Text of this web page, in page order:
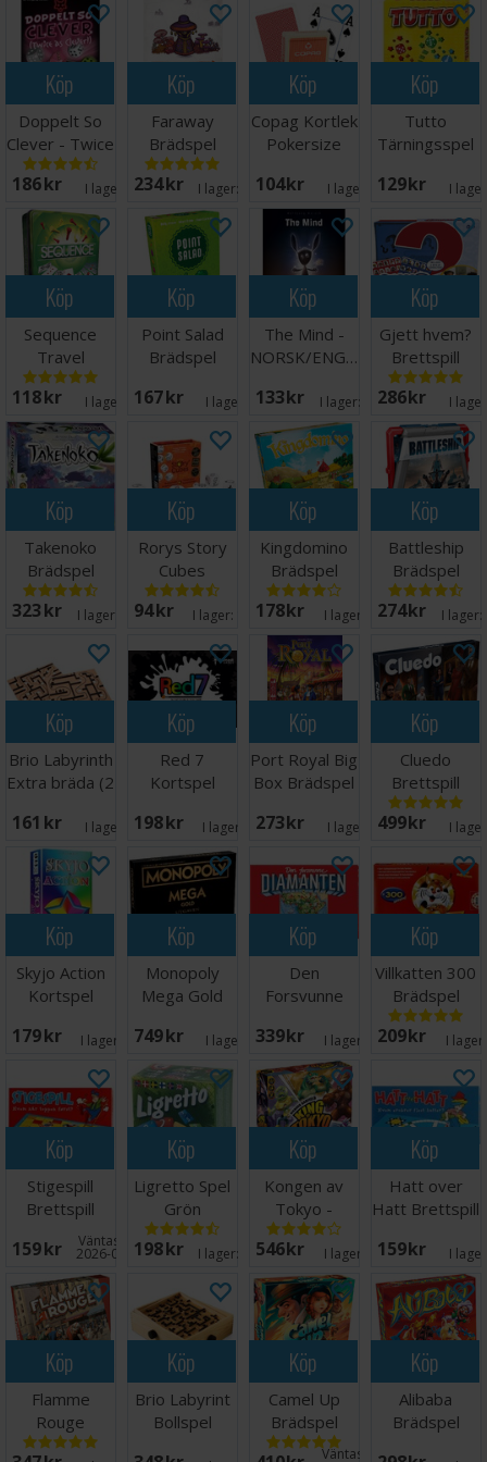
Köp
Doppelt So
Clever - Twice
as Clever
186 SEK I lager: 4
Köp
Faraway
Brädspel
234 SEK I lager: 20+
Köp
Copag Kortlek
Pokersize
plast
104 SEK I lager:
Köp
Tutto
Tärningsspel
129 SEK I
Köp
Sequence
Travel
Brädspel -
Reseutgåva
118 SEK I lager:
Köp
Point Salad
Brädspel
167 SEK I lager:
Köp
The Mind -
NORSK/ENGELSK
133 SEK I lager: 20+
Köp
Gjett hvem?
Brettspill
286 SEK I
Köp
Takenoko
Brädspel
323 SEK I lager: 20+
Köp
Rorys Story
Cubes
Tärningsspel
94 SEK I lager:
Köp
Kingdomino
Brädspel
178 SEK I lager: 18
Köp
Battleship
Brädspel
274 SEK I lager:
Köp
Brio Labyrinth
Extra bräda (2
161 SEK I lager:
Köp
Red 7
Kortspel
198 SEK I lager: 18
Köp
Port Royal Big
Box Brädspel
273 SEK I lager: 2
Köp
Cluedo
Brettspill
499 SEK I
Köp
Skyjo Action
Kortspel
179 SEK I lager: 14
Köp
Monopoly
Mega Gold
NORSK
749 SEK I lager: 7
Köp
Den
Forsvunne
Brettspill
339 SEK I lager: 10
Köp
Villkatten 300
Brädspel
209 SEK I
Köp
Stigespill
Brettspill
159 SEK Väntas in:
2026-08-27
Köp
Ligretto Spel
Grön
198 SEK I lager: 20+
Köp
Kongen av
Tokyo -
NORSK
546 SEK I lager: 12
Köp
Hatt over
Hatt Brettspill
159 SEK I
Köp
Flamme
Rouge
Brädspel
Köp
Brio Labyrint
Bollspel
Köp
Camel Up
Brädspel
Väntas in:
Köp
Alibaba
Brädspel